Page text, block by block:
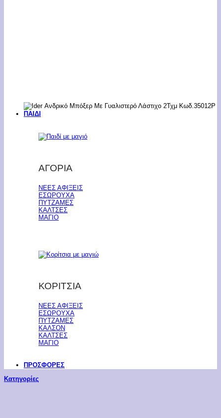
ΠΑΙΔΙ
ΑΓΟΡΙΑ
ΝΕΕΣ ΑΦΙΞΕΙΣ
ΕΣΩΡΟΥΧΑ
ΠΥΤΖΑΜΕΣ
ΚΑΛΤΣΕΣ
ΜΑΓΙΟ
ΚΟΡΙΤΣΙΑ
ΝΕΕΣ ΑΦΙΞΕΙΣ
ΕΣΩΡΟΥΧΑ
ΠΥΤΖΑΜΕΣ
ΚΑΛΣΟΝ
ΚΑΛΤΣΕΣ
ΜΑΓΙΟ
ΠΡΟΣΦΟΡΕΣ
Κατηγορίες